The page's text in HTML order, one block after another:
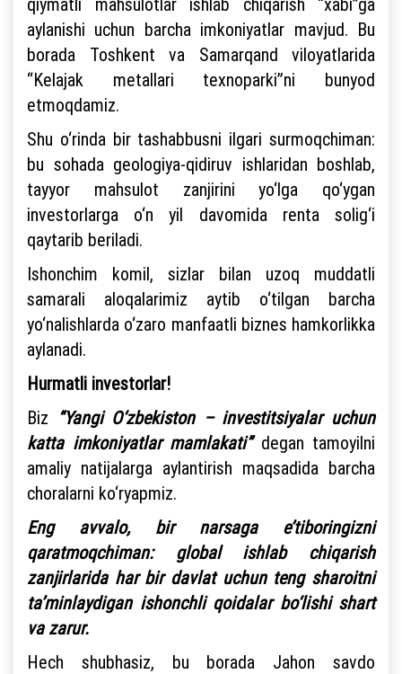
aylanishi uchun barcha imkoniyatlar mavjud. Bu
borada Toshkent va Samarqand viloyatlarida
“Kelajak metallari texnoparki”ni bunyod
etmoqdamiz.
Shu o‘rinda bir tashabbusni ilgari surmoqchiman:
bu sohada geologiya-qidiruv ishlaridan boshlab,
tayyor mahsulot zanjirini yo‘lga qo‘ygan
investorlarga o‘n yil davomida renta solig‘i
qaytarib beriladi.
Ishonchim komil, sizlar bilan uzoq muddatli
samarali aloqalarimiz aytib o‘tilgan barcha
yo‘nalishlarda o‘zaro manfaatli biznes hamkorlikka
aylanadi.
Hurmatli investorlar!
Biz “Yangi O‘zbekiston – investitsiyalar uchun
katta imkoniyatlar mamlakati”degan tamoyilni
amaliy natijalarga aylantirish maqsadida barcha
choralarni ko‘ryapmiz.
Eng avvalo, bir narsaga e’tiboringizni
qaratmoqchiman: global ishlab chiqarish
zanjirlarida har bir davlat uchun teng sharoitni
ta’minlaydigan ishonchli qoidalar bo‘lishi shart
va zarur.
Hech shubhasiz, bu borada Jahon savdo